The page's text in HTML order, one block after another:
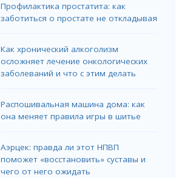
Профилактика простатита: как
заботиться о простате не откладывая
Как хронический алкоголизм
осложняет лечение онкологических
заболеваний и что с этим делать
Распошивальная машина дома: как
она меняет правила игры в шитье
Аэрцек: правда ли этот НПВП
поможет «восстановить» суставы и
чего от него ожидать